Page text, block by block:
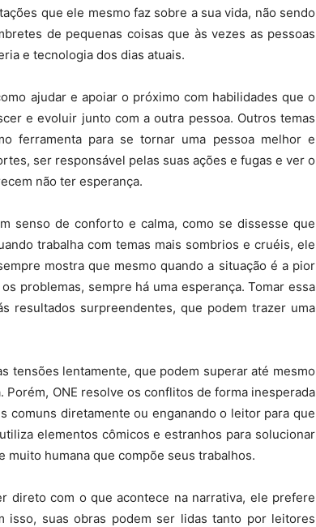
que ele mesmo faz sobre a sua vida, não sendo
de pequenas coisas que às vezes as pessoas
e tecnologia dos dias atuais.
ajudar e apoiar o próximo com habilidades que o
e evoluir junto com a outra pessoa. Outros temas
ferramenta para se tornar uma pessoa melhor e
ser responsável pelas suas ações e fugas e ver o
não ter esperança.
senso de conforto e calma, como se dissesse que
trabalha com temas mais sombrios e cruéis, ele
mostra que mesmo quando a situação é a pior
problemas, sempre há uma esperança. Tomar essa
resultados surpreendentes, que podem trazer uma
tensões lentamente, que podem superar até mesmo
ONE resolve os conflitos de forma inesperada
comuns diretamente ou enganando o leitor para que
elementos cômicos e estranhos para solucionar
muito humana que compõe seus trabalhos.
direto com o que acontece na narrativa, ele prefere
isso, suas obras podem ser lidas tanto por leitores